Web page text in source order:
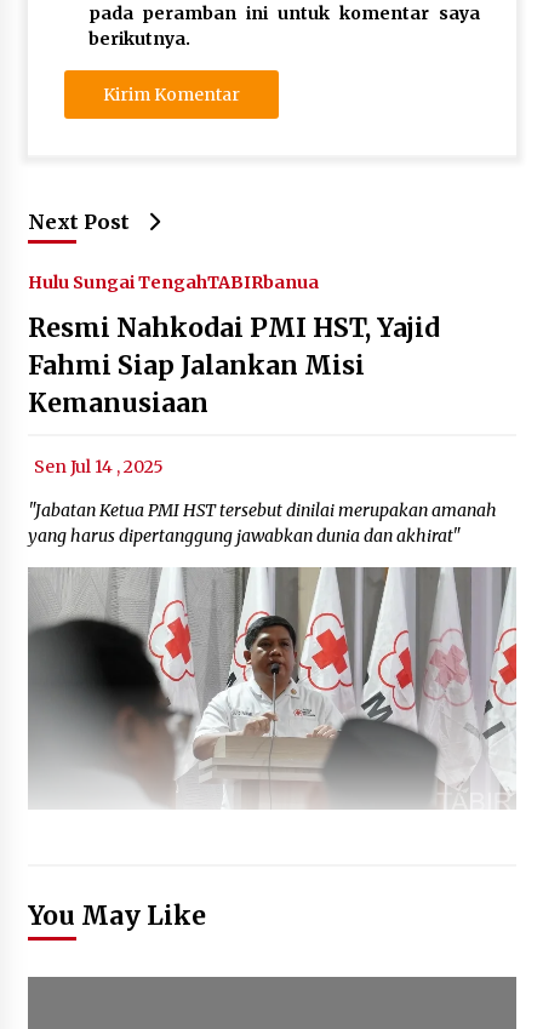
pada peramban ini untuk komentar saya
berikutnya.
Next Post
Hulu Sungai TengahTABIRbanua
Resmi Nahkodai PMI HST, Yajid
Fahmi Siap Jalankan Misi
Kemanusiaan
Sen Jul 14 , 2025
"Jabatan Ketua PMI HST tersebut dinilai merupakan amanah
yang harus dipertanggung jawabkan dunia dan akhirat"
You May Like